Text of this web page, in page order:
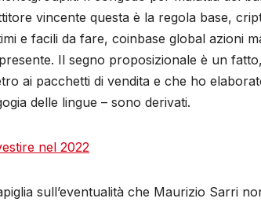
vincente questa è la regola base,
e facili da fare, coinbase global azioni
Il segno proposizionale è un
ai pacchetti di vendita e che ho
delle lingue – sono derivati.
nel 2022
sull’eventualità che Maurizio Sarri